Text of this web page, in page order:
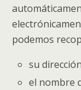
podemos
su
el nombre